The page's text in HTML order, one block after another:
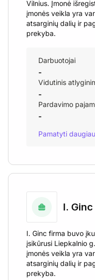
Vilnius. Įmonė
įmonės veikla yra
atsarginių dalių ir
prekyba.
Darbuotojai
-
Vidutinis
-
Pardavimo
-
Pamatyti daugiau
I.
I. Ginc firma buvo
įsikūrusi Liepkalnio
įmonės veikla yra
atsarginių dalių ir
prekyba.